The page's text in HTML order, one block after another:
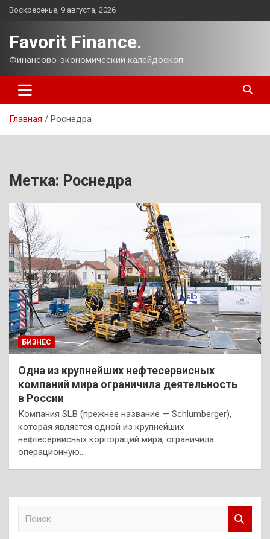
Перейти
Воскресенье, 9 августа, 2026
Favorit Finance.
Финансово-экономический калейдоскоп.
Главная Роснедра
Метка: Роснедра
БИЗНЕС
Одна из крупнейших нефтесервисных
компаний мира ограничила деятельность
в России
Компания SLB (прежнее название — Schlumberger),
которая является одной из крупнейших
нефтесервисных корпораций мира, ограничила
операционную…